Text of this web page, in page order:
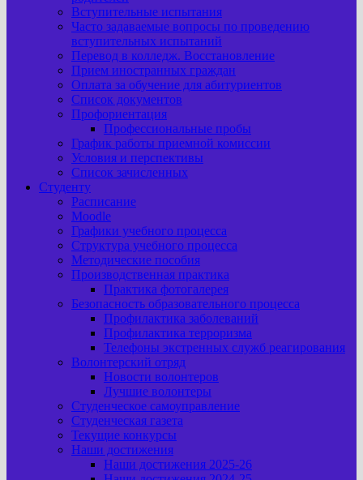
Вступительные испытания
Часто задаваемые вопросы по проведению
вступительных испытаний
Перевод в колледж. Восстановление
Прием иностранных граждан
Оплата за обучение для абитуриентов
Список документов
Профориентация
Профессиональные пробы
График работы приемной комиссии
Условия и перспективы
Список зачисленных
Студенту
Расписание
Moodle
Графики учебного процесса
Структура учебного процесса
Методические пособия
Производственная практика
Практика фотогалерея
Безопасность образовательного процесса
Профилактика заболеваний
Профилактика терроризма
Телефоны экстренных служб реагирования
Волонтерский отряд
Новости волонтеров
Лучшие волонтеры
Студенческое самоуправление
Студенческая газета
Текущие конкурсы
Наши достижения
Наши достижения 2025-26